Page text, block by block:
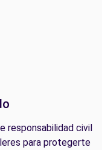
responsabilidad civil
para protegerte